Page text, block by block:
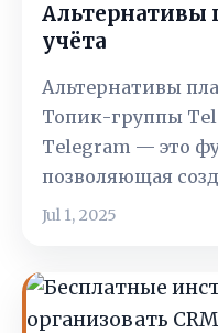
Альтернативы
учёта
Альтернативы
Топик-группы
Telegram — это
позволяющая
Jul 1, 2025